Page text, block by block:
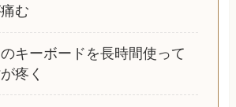
む
キーボードを長時間使って
疼く